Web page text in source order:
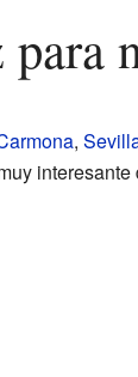
para
,
interesante